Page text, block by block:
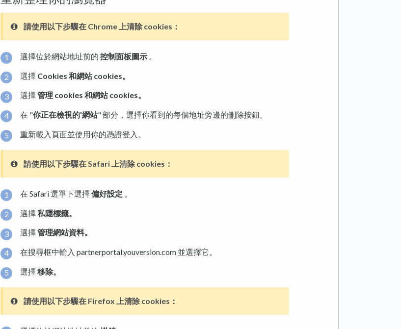
請使用以下步驟在 Chrome 上清除 cookies：
選擇位於網站地址前的 控制面板圖示 。
選擇 Cookies 和網站 cookies。
選擇管理 cookies 和網站 cookies。
在 "你正在檢視的'網站" 部分，選擇你看到的每個地址旁邊的刪除按鈕。
重新載入頁面並使用你的憑證登入。
請使用以下步驟在Safari 上清除 cookies：
在 Safari 選單下選擇偏好設定 。
選擇 私隱標籤。
選擇管理網站資料。
在搜尋框中輸入 partnerportal.youversion.com 並選擇它。
選擇 移除。
請使用以下步驟在 Firefox 上清除 cookies：